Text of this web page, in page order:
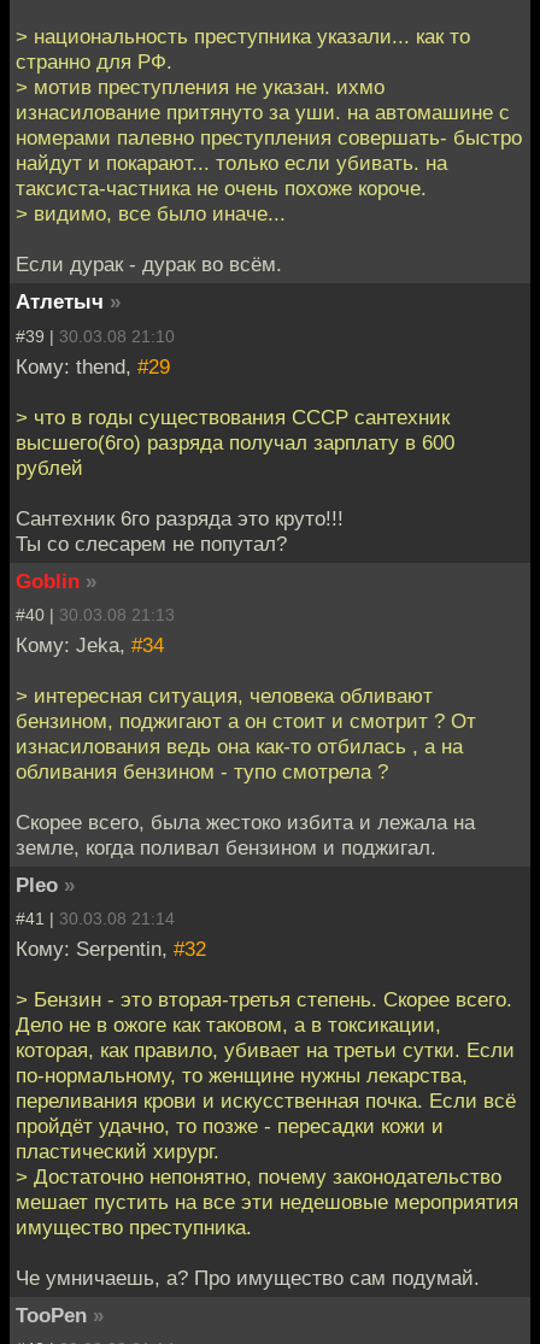
> национальность преступника указали... как то
странно для РФ.
> мотив преступления не указан. ихмо
изнасилование притянуто за уши. на автомашине с
номерами палевно преступления совершать- быстро
найдут и покарают... только если убивать. на
таксиста-частника не очень похоже короче.
> видимо, все было иначе...
Если дурак - дурак во всём.
Атлетыч »
#39 | 30.03.08 21:10
Кому: thend, #29
> что в годы существования СССР сантехник
высшего(6го) разряда получал зарплату в 600
рублей
Сантехник 6го разряда это круто!!!
Ты со слесарем не попутал?
Goblin »
#40 | 30.03.08 21:13
Кому: Jeka, #34
> интересная ситуация, человека обливают
бензином, поджигают а он стоит и смотрит ? От
изнасилования ведь она как-то отбилась , а на
обливания бензином - тупо смотрела ?
Скорее всего, была жестоко избита и лежала на
земле, когда поливал бензином и поджигал.
Pleo »
#41 | 30.03.08 21:14
Кому: Serpentin, #32
> Бензин - это вторая-третья степень. Скорее всего.
Дело не в ожоге как таковом, а в токсикации,
которая, как правило, убивает на третьи сутки. Если
по-нормальному, то женщине нужны лекарства,
переливания крови и искусственная почка. Если всё
пройдёт удачно, то позже - пересадки кожи и
пластический хирург.
> Достаточно непонятно, почему законодательство
мешает пустить на все эти недешовые мероприятия
имущество преступника.
Че умничаешь, а? Про имущество сам подумай.
TooPen »